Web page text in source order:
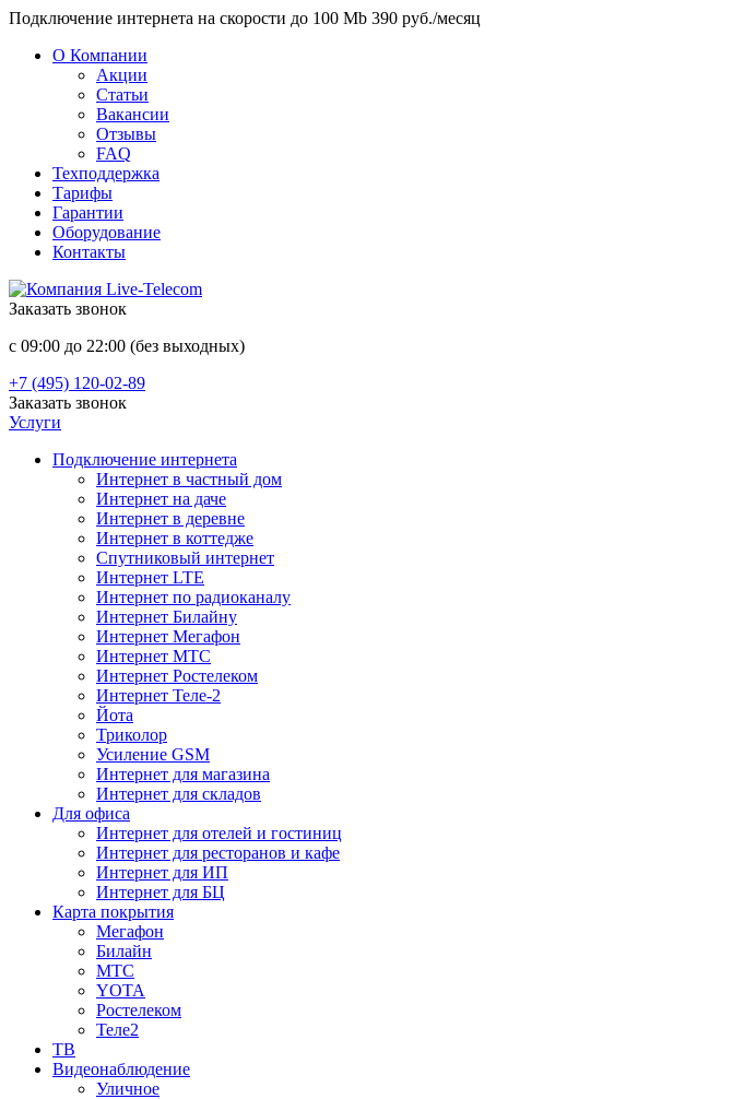
Подключение интернета на скорости до 100 Mb 390 руб./месяц
О Компании
Акции
Статьи
Вакансии
Отзывы
FAQ
Техподдержка
Тарифы
Гарантии
Оборудование
Контакты
Заказать звонок
с 09:00 до 22:00 (без выходных)
+7 (495) 120-02-89
Заказать звонок
Услуги
Подключение интернета
Интернет в частный дом
Интернет на даче
Интернет в деревне
Интернет в коттедже
Спутниковый интернет
Интернет LTE
Интернет по радиоканалу
Интернет Билайну
Интернет Мегафон
Интернет МТС
Интернет Ростелеком
Интернет Теле-2
Йота
Триколор
Усиление GSM
Интернет для магазина
Интернет для складов
Для офиса
Интернет для отелей и гостиниц
Интернет для ресторанов и кафе
Интернет для ИП
Интернет для БЦ
Карта покрытия
Мегафон
Билайн
МТС
YOTA
Ростелеком
Теле2
ТВ
Видеонаблюдение
Уличное